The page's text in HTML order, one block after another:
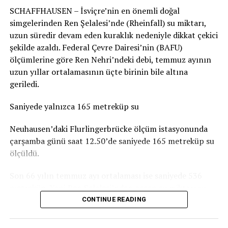
durumun genel olarak dramatik olmadığını belirtiyor.
Basel-Landschaft yetkilileri de şehir merkezindeki ve
insanların yemek yemek veya vakit geçirmek için
kullandığı parkların, ormanlık alanlardaki oyun
parklarına göre daha fazla kirlendiğine dikkat çekiyor.
Sigarasız çocuk parkları yaygınlaşıyor
İsviçre’deki Stop2Drop girişiminin verilerine göre şu
anda 24 belediye sigarasız ve temiz çocuk parkı
uygulamasını kullanıyor.
Aarau’da da seçilen 10 çocuk parkında yaklaşık iki ay
belediyeye göre deneme döneminde kirlilikte belirgin bir
değişiklik gözlenmedi. Uygulamaların uzun vadeli
etkisinin ise henüz değerlendirilemeyeceği belirtiliyor.
SCHAFFHAUSEN – İsviçre’nin en önemli doğal
simgelerinden Ren Şelalesi’nde (Rheinfall) su miktarı,
uzun süredir devam eden kuraklık nedeniyle dikkat çekici
şekilde azaldı. Federal Çevre Dairesi’nin (BAFU)
ölçümlerine göre Ren Nehri’ndeki debi, temmuz ayının
uzun yıllar ortalamasının üçte birinin bile altına
geriledi.
Saniyede yalnızca 165 metreküp su
Neuhausen’daki Flurlingerbrücke ölçüm istasyonunda
çarşamba günü saat 12.50’de saniyede 165 metreküp su
ölçüldü.
anda normal bir temmuz ayındaki seviyenin yaklaşık
yüzde 31’i kadar.
CONTINUE READING